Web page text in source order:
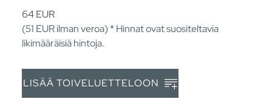
64EUR
(51 EURilman veroa) * Hinnat ovat suositeltavia
likimääräisiä hintoja.
LISÄÄ TOIVELUETTELOON